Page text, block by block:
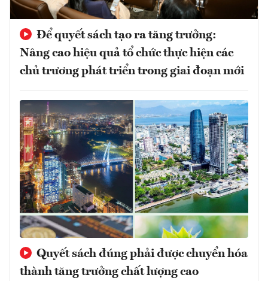
Để quyết sách tạo ra tăng trưởng:
Nâng cao hiệu quả tổ chức thực hiện các
chủ trương phát triển trong giai đoạn mới
Quyết sách đúng phải được chuyển hóa
thành tăng trưởng chất lượng cao